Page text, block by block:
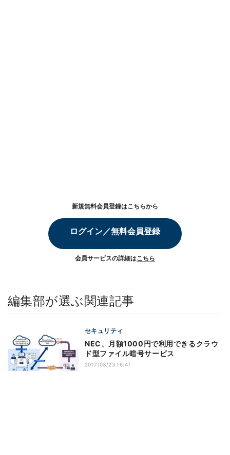
新規無料会員登録はこちらから
ログイン／無料会員登録
会員サービスの詳細はこちら
編集部が選ぶ関連記事
セキュリティ
NEC、月額1000円で利用できるクラウ
ド型ファイル暗号サービス
2017/03/23 16:41